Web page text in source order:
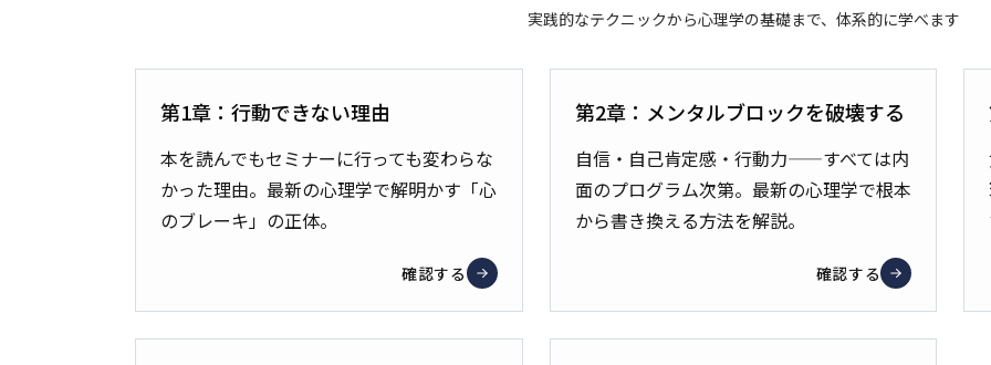
実践的なテクニックから心理学の基礎まで、体系的に学べます
第1章：行動できない理由
本を読んでもセミナーに行っても変わらな
かった理由。最新の心理学で解明かす「心
のブレーキ」の正体。
確認する
第2章：メンタルブロックを破壊する
自信・自己肯定感・行動力——すべては内
面のプログラム次第。最新の心理学で根本
から書き換える方法を解説。
確認する